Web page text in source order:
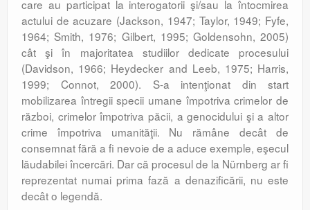
care au participat la interogatorii şi/sau la întocmirea
actului de acuzare (Jackson, 1947; Taylor, 1949; Fyfe,
1964; Smith, 1976; Gilbert, 1995; Goldensohn, 2005)
cât şi în majoritatea studiilor dedicate procesului
(Davidson, 1966; Heydecker and Leeb, 1975; Harris,
1999; Connot, 2000). S-a intenţionat din start
mobilizarea întregii specii umane împotriva crimelor de
război, crimelor împotriva păcii, a genocidului şi a altor
crime împotriva umanităţii. Nu rămâne decât de
consemnat fără a fi nevoie de a aduce exemple, eşecul
lăudabilei încercări. Dar că procesul de la Nürnberg ar fi
reprezentat numai prima fază a denazificării, nu este
decât o legendă.